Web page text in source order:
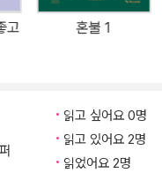
운을 남긴 <혼자 걷는 새
지며 지금까지도 많은 독
재까지의 감정에 따라 담
의 기한을 정해놓고 함께
은 줄어들지 않는 빚과
고
혼불 1
읽고 싶어요 0명
읽고 있어요 2명
읽었어요 2명